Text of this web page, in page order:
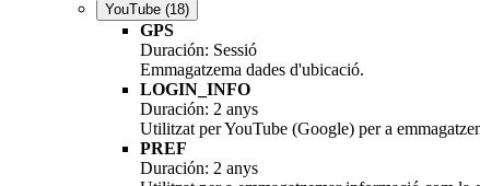
YouTube (18)
GPS
Duración: Sessió
Emmagatzema dades d'ubicació.
LOGIN_INFO
Duración: 2 anys
Utilitzat per YouTube (Google) per a
PREF
Duración: 2 anys